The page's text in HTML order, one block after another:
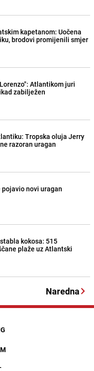
kapetanom: Uočena
brodovi promijenili smjer
Atlantikom juri
zabilježen
Tropska oluja Jerry
razoran uragan
novi uragan
kokosa: 515
plaže uz Atlantski
Naredna